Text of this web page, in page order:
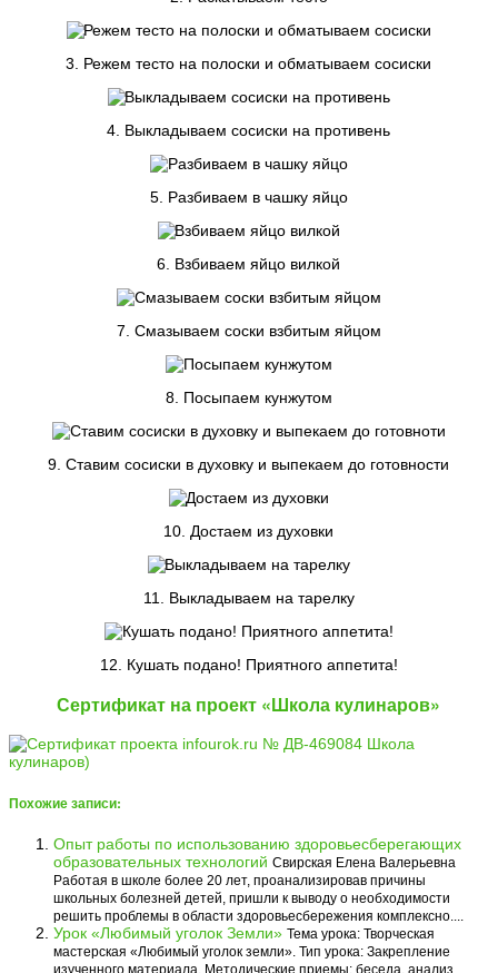
3. Режем тесто на полоски и обматываем сосиски
4. Выкладываем сосиски на противень
5. Разбиваем в чашку яйцо
6. Взбиваем яйцо вилкой
7. Смазываем соски взбитым яйцом
8. Посыпаем кунжутом
9. Ставим сосиски в духовку и выпекаем до готовности
10. Достаем из духовки
11. Выкладываем на тарелку
12. Кушать подано! Приятного аппетита!
Сертификат на проект «Школа кулинаров»
Похожие записи:
Опыт работы по использованию здоровьесберегающих
образовательных технологий Свирская Елена Валерьевна
Работая в школе более 20 лет, проанализировав причины
школьных болезней детей, пришли к выводу о необходимости
решить проблемы в области здоровьесбережения комплексно....
Урок «Любимый уголок Земли» Тема урока: Творческая
мастерская «Любимый уголок земли». Тип урока: Закрепление
изученного материала. Методические приемы: беседа, анализ